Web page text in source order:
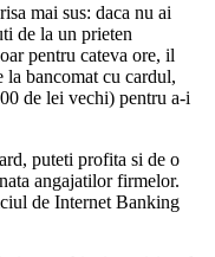
mai sus: daca nu ai
de la un prieten
pentru cateva ore, il
bancomat cu cardul,
de lei vechi) pentru a-i
puteti profita si de o
angajatilor firmelor.
de Internet Banking